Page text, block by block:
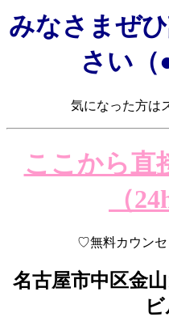
みなさまぜ
さい（
気になった方は
ここから直
（
♡無料カウン
名古屋市中区金山